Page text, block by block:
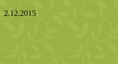
2.12.2015